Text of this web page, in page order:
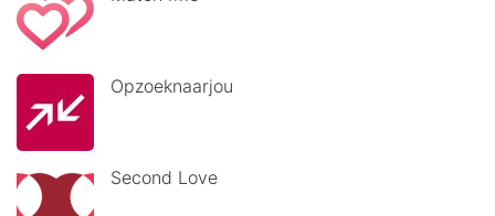
Opzoeknaarjou
Second Love